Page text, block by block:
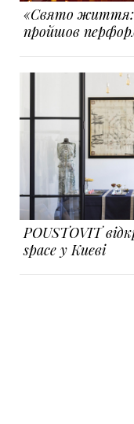
«Свято життя:
пройшов
POUSTOVIT
space у Києві